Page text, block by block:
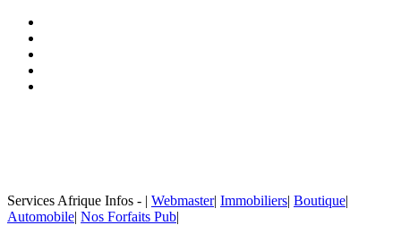
Services Afrique Infos - | Webmaster| Immobiliers| Boutique|
Automobile| Nos Forfaits Pub|